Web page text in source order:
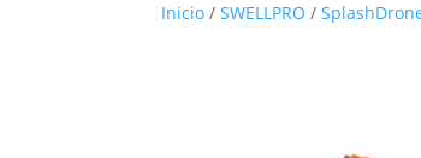
Inicio /SWELLPRO /